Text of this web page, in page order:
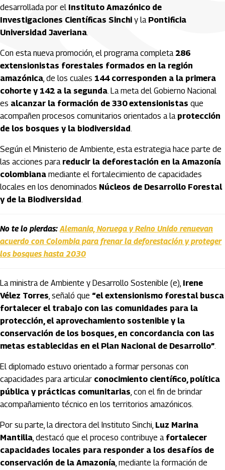
desarrollada por el Instituto Amazónico de
Investigaciones Científicas Sinchi y la Pontificia
Universidad Javeriana.
Con esta nueva promoción, el programa completa 286
extensionistas forestales formados en la región
amazónica, de los cuales 144 corresponden a la primera
cohorte y 142 a la segunda. La meta del Gobierno Nacional
es alcanzar la formación de 330 extensionistas que
acompañen procesos comunitarios orientados a la protección
de los bosques y la biodiversidad.
Según el Ministerio de Ambiente, esta estrategia hace parte de
las acciones para reducir la deforestación en la Amazonía
colombiana mediante el fortalecimiento de capacidades
locales en los denominados Núcleos de Desarrollo Forestal
y de la Biodiversidad.
No te lo pierdas:Alemania, Noruega y Reino Unido renuevan
acuerdo con Colombia para frenar la deforestación y proteger
los bosques hasta 2030
La ministra de Ambiente y Desarrollo Sostenible (e), Irene
Vélez Torres, señaló que “el extensionismo forestal busca
fortalecer el trabajo con las comunidades para la
protección, el aprovechamiento sostenible y la
conservación de los bosques, en concordancia con las
metas establecidas en el Plan Nacional de Desarrollo”.
El diplomado estuvo orientado a formar personas con
capacidades para articular conocimiento científico, política
pública y prácticas comunitarias, con el fin de brindar
acompañamiento técnico en los territorios amazónicos.
Por su parte, la directora del Instituto Sinchi, Luz Marina
Mantilla, destacó que el proceso contribuye a fortalecer
capacidades locales para responder a los desafíos de
conservación de la Amazonía, mediante la formación de